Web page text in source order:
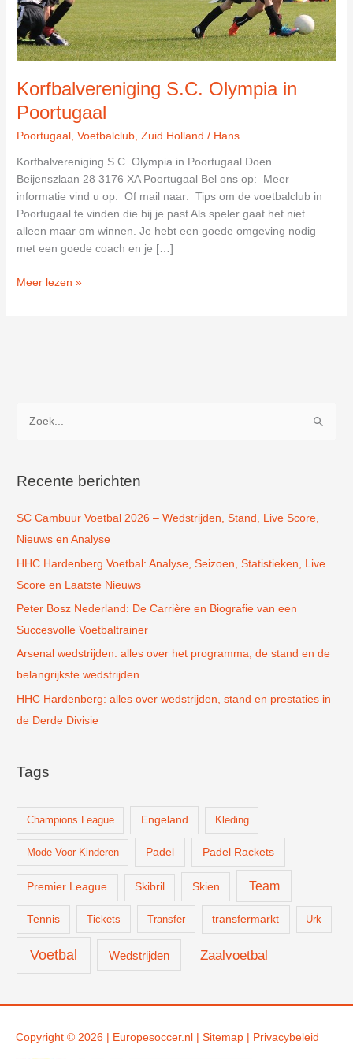
Korfbalvereniging S.C. Olympia in
Poortugaal
Poortugaal ,Voetbalclub ,Zuid Holland / Hans
Korfbalvereniging S.C. Olympia in Poortugaal Doen
Beijenszlaan 28 3176 XA Poortugaal Bel ons op: Meer
informatie vind u op: Of mail naar: Tips om de voetbalclub in
Poortugaal te vinden die bij je past Als speler gaat het niet
alleen maar om winnen. Je hebt een goede omgeving nodig
met een goede coach en je […]
Korfbalvereniging
Meer lezen »
k
a
a
r
:
Recente berichten
SC Cambuur Voetbal 2026 – Wedstrijden, Stand, Live Score,
Nieuws en Analyse
HHC Hardenberg Voetbal: Analyse, Seizoen, Statistieken, Live
Score en Laatste Nieuws
Peter Bosz Nederland: De Carrière en Biografie van een
Succesvolle Voetbaltrainer
Arsenal wedstrijden: alles over het programma, de stand en de
belangrijkste wedstrijden
HHC Hardenberg: alles over wedstrijden, stand en prestaties in
de Derde Divisie
Tags
Champions League Engeland Kleding
Mode Voor Kinderen Padel Padel Rackets
Premier League Skibril Skien Team
Tennis Tickets Transfer transfermarkt Urk
Voetbal Wedstrijden Zaalvoetbal
Copyright © 2026 | Europesoccer.nl Sitemap Privacybeleid